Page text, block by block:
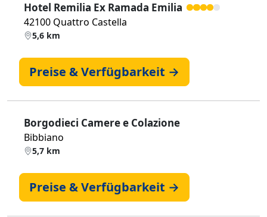
Hotel Remilia Ex Ramada Emilia
42100 Quattro Castella
5,6 km
Preise & Verfügbarkeit →
Borgodieci Camere e Colazione
Bibbiano
5,7 km
Preise & Verfügbarkeit →